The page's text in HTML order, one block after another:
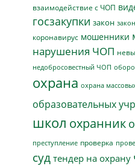
взаимодействие с ЧОП
госзакупки закон
коронавирус мошенники
нарушения ЧОП
недобросовестный ЧОП
охрана охрана
образовательных
школ охранник
преступление проверка
суд тендер на охрану